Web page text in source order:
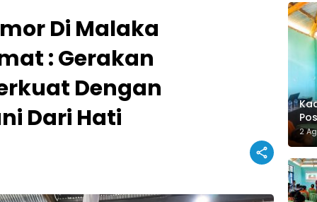
Di Malaka
: Gerakan
Dengan
Dari Hati
2